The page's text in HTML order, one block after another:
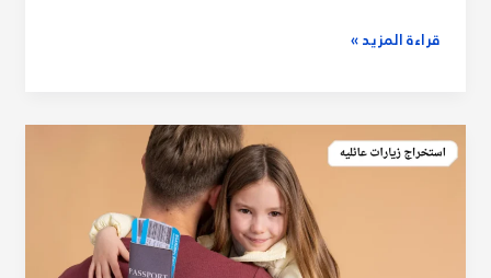
قراءة المزيد »
خدمات
استخراج